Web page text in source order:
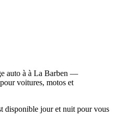
auto à à La Barben —
voitures, motos et
disponible jour et nuit pour vous